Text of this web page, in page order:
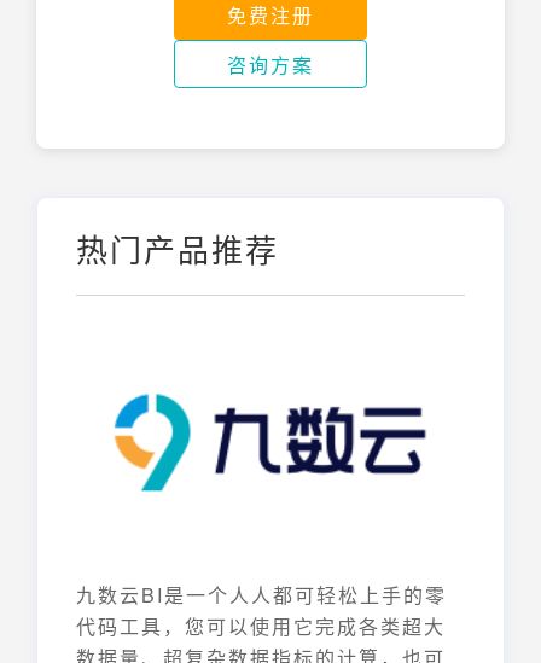
免费注册
咨询方案
热门产品推荐
九数云BI是一个人人都可轻松上手的零
代码工具，您可以使用它完成各类超大
数据量、超复杂数据指标的计算，也可